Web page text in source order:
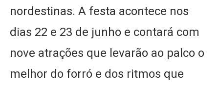
nordestinas. A festa acontece nos
dias 22 e 23 de junho e contará com
nove atrações que levarão ao palco o
melhor do forró e dos ritmos que